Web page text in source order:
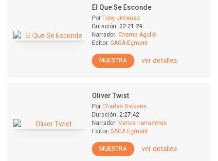
El Que Se Esconde
Por Tony Jimenez
Duración: 22:21:29
Narrador: Chema Agulló
Editor: SAGA Egmont
MUESTRA ver detalles
Oliver Twist
Por Charles Dickens
Duración: 2:27:42
Narrador: Varios narradores
Editor: SAGA Egmont
MUESTRA ver detalles